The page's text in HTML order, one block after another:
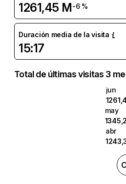
1261,45 M-6 %
Duración media de la visita
15:17
Total de últimas visitas 3
jun
may
abr